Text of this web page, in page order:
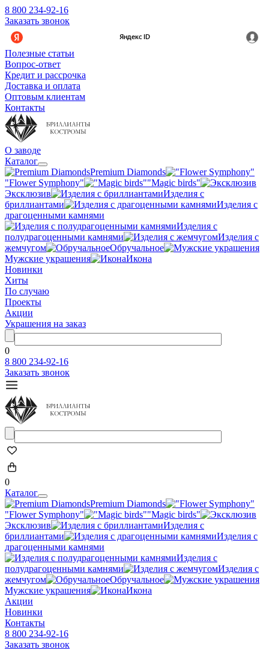
8 800 234-92-16
Заказать звонок
Полезные статьи
Вопрос-ответ
Кредит и рассрочка
Доставка и оплата
Оптовым клиентам
Контакты
О заводе
Каталог
Premium Diamonds
"Flower Symphony"
"Magic birds"
Эксклюзив
Изделия с
бриллиантами
Изделия с
драгоценными камнями
Изделия с
полудрагоценными камнями
Изделия с
жемчугом
Обручальное
Мужские украшения
Икона
Новинки
Хиты
По случаю
Проекты
Акции
Украшения на заказ
0
8 800 234-92-16
Заказать звонок
0
Каталог
Premium Diamonds
"Flower Symphony"
"Magic birds"
Эксклюзив
Изделия с
бриллиантами
Изделия с
драгоценными камнями
Изделия с
полудрагоценными камнями
Изделия с
жемчугом
Обручальное
Мужские украшения
Икона
Акции
Новинки
Контакты
8 800 234-92-16
Заказать звонок